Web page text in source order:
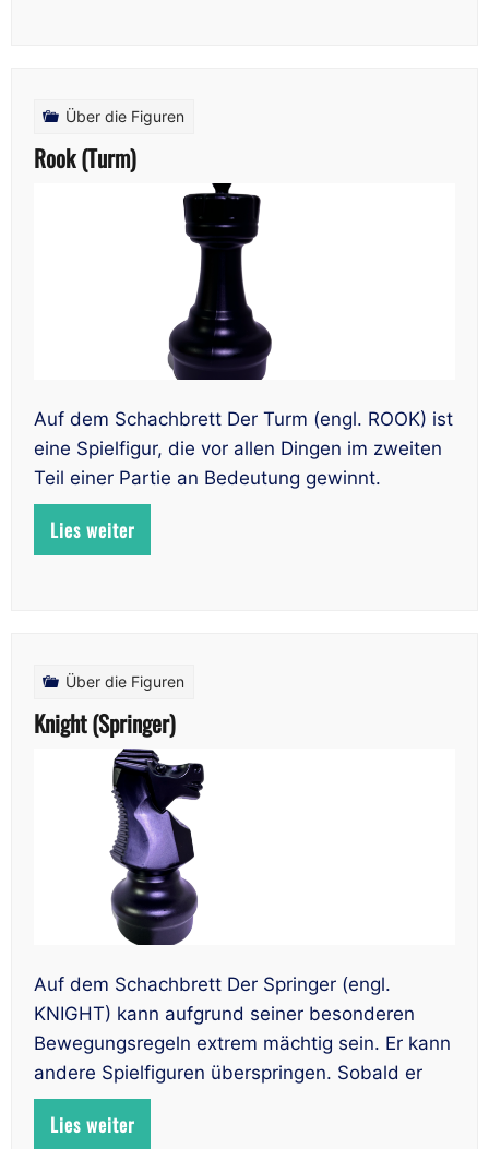
Über die Figuren
Rook (Turm)
Auf dem Schachbrett Der Turm (engl. ROOK) ist
eine Spielfigur, die vor allen Dingen im zweiten
Teil einer Partie an Bedeutung gewinnt.
Lies weiter
Über die Figuren
Knight (Springer)
Auf dem Schachbrett Der Springer (engl.
KNIGHT) kann aufgrund seiner besonderen
Bewegungsregeln extrem mächtig sein. Er kann
andere Spielfiguren überspringen. Sobald er
Lies weiter